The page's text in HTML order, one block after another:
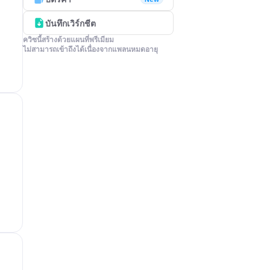
บันทึกเวิร์กชีต
ควิซนี้สร้างด้วยแผนที่พรีเมียม
ไม่สามารถเข้าถึงได้เนื่องจากแพลนหมดอายุ